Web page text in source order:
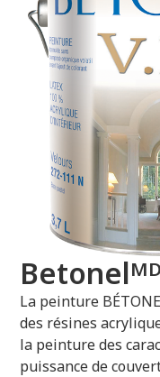
La peinture
des résines
la peinture des
puissance de